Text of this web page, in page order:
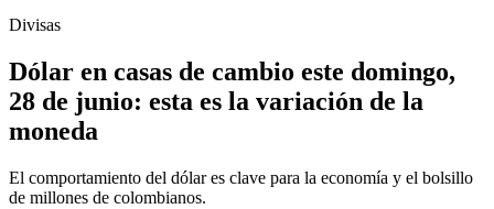
Divisas
Dólar en casas de cambio este domingo,
28 de junio: esta es la variación de la
moneda
El comportamiento del dólar es clave para la economía y el bolsillo
de millones de colombianos.